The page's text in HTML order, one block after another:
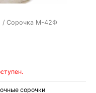
/ Сорочка М-42Ф
сорочки